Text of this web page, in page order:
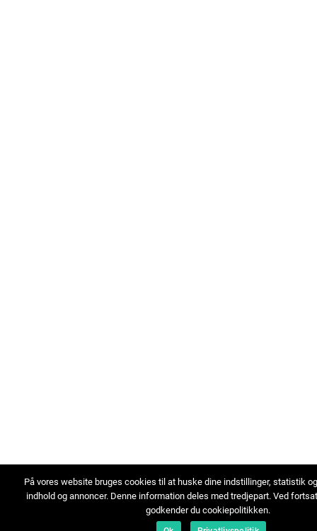
På vores website bruges cookies til at huske dine indstillinger, statistik
indhold og annoncer. Denne information deles med tredjepart. Ved
godkender du cookiepolitikken.